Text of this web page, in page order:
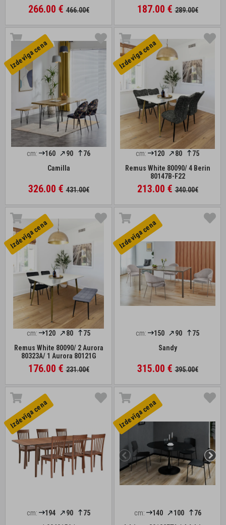
266.00 €466.00€ 187.00 €289.00€
Izdevīga cena
cm: 160 90
76
Camilla
326.00 €431.00€
Izdevīga cena
cm: 120 80
75
Remus White 80090/ 4 Berin
80147B-F22
213.00 €340.00€
Izdevīga cena
cm: 120 80
75
Remus White 80090/ 2 Aurora
80323A/ 1 Aurora 80121G
176.00 €231.00€
Izdevīga cena
cm: 150 90
75
Sandy
315.00 €395.00€
Izdevīga cena
cm: 194 90
75
Izdevīga cena
cm: 140 100
76